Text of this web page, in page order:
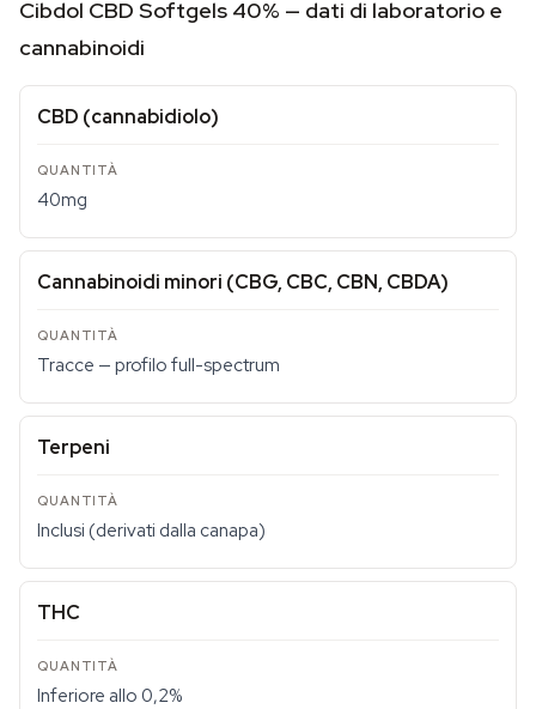
Cibdol CBD Softgels 40% — dati di laboratorio e
cannabinoidi
CBD (cannabidiolo)
40mg
Cannabinoidi minori (CBG, CBC, CBN, CBDA)
Tracce — profilo full-spectrum
Terpeni
Inclusi (derivati dalla canapa)
THC
Inferiore allo 0,2%